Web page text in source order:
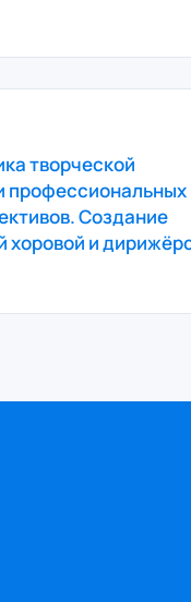
творческой
профессиональных
Создание
хоровой и